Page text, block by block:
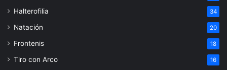
Halterofilia 34
Natación 20
Frontenis 18
Tiro con Arco 16